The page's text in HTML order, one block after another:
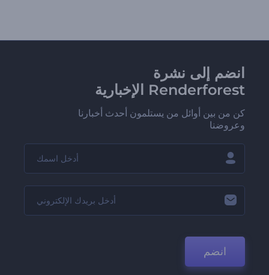
انضم إلى نشرة
Renderforest الإخبارية
كن من بين أوائل من يستلمون أحدث أخبارنا
وعروضنا
انضم